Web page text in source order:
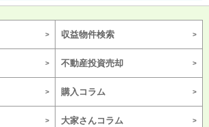
収益物件検索
不動産投資売却
購入コラム
大家さんコラム